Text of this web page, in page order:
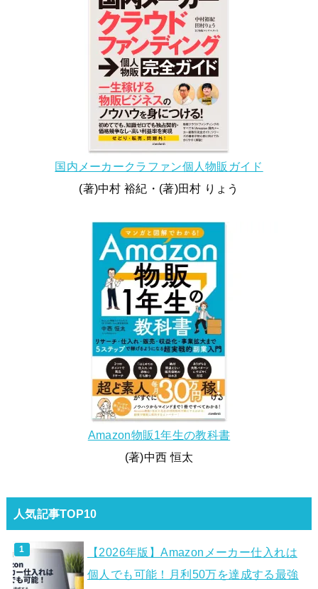
国内メーカークラファン個人物販ガイド
(著)中村 裕紀・(著)田村 りょう
Amazon物販1年生の教科書
(著)中西 恒太
人気記事TOP10
【2026年版】Amazonメーカー仕入れは
個人でも可能！月利50万を達成する最強